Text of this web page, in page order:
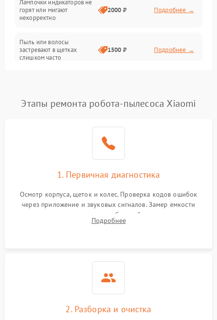
Батарея
Программные сбои
Лампочки индикаторов не
горят или мигают
некорректно
2000 ₽ Подробнее →
Пыль или волосы
застревают в щетках
слишком часто
1500 ₽ Подробнее →
Этапы ремонта робота-пылесоса Xiaomi
1. Первичная диагностика
Осмотр корпуса, щеток и колес. Проверка кодов ошибок
через приложение и звуковых сигналов. Замер емкости
аккумулятора и тестирование базовой станции зарядки.
Оценка работы лидара, бампера и датчиков падения для
Подробнее
2. Разборка и очистка